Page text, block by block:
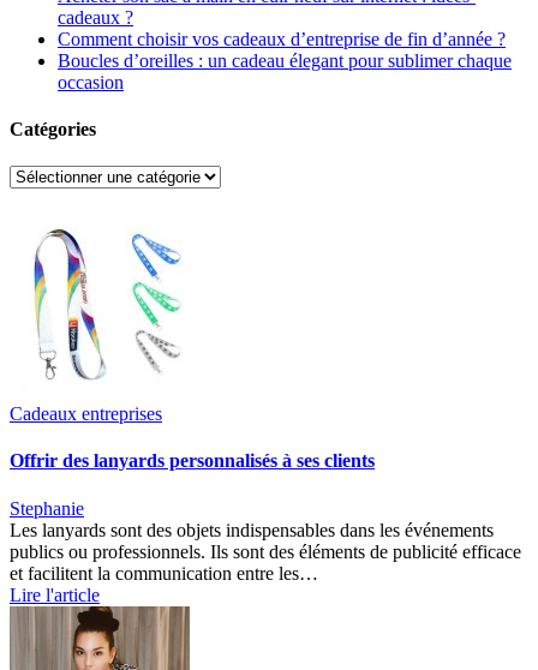
cadeaux ?
Comment choisir vos cadeaux d’entreprise de fin d’année ?
Boucles d’oreilles : un cadeau élegant pour sublimer chaque
occasion
Catégories
Catégories
Cadeaux entreprises
Offrir des lanyards personnalisés à ses clients
Stephanie
Les lanyards sont des objets indispensables dans les événements
publics ou professionnels. Ils sont des éléments de publicité efficace
et facilitent la communication entre les…
Lire l'article